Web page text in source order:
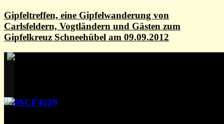
Gipfeltreffen, eine Gipfelwanderung von
Carlsfeldern, Vogtländern und Gästen zum
Gipfelkreuz Schneehübel am 09.09.2012